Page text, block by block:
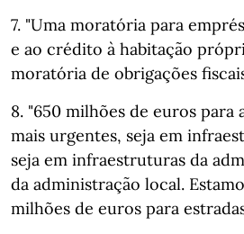
7. "Uma moratória para
e ao crédito à habitação
moratória de obrigações
8. "650 milhões de euros para
mais urgentes, seja em
seja em infraestruturas da
da administração local.
milhões de euros para